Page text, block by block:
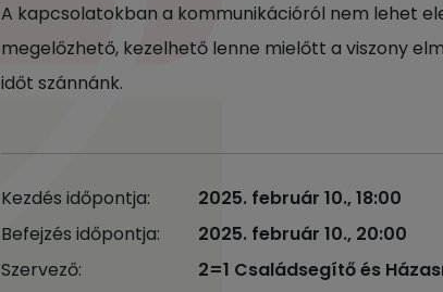
A kapcsolatokban a kommunikációról nem lehet
megelőzhető, kezelhető lenne mielőtt a viszony
időt szánnánk.
Kezdés időpontja:
2025. február 10., 18:00
Befejzés időpontja:
2025. február 10., 20:00
Szervező:
2=1 Családsegítő és